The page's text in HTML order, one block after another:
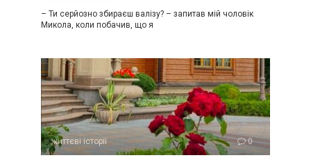
– Ти серйозно збираєш валізу? – запитав мій чоловік
Микола, коли побачив, що я
життєві історії 0